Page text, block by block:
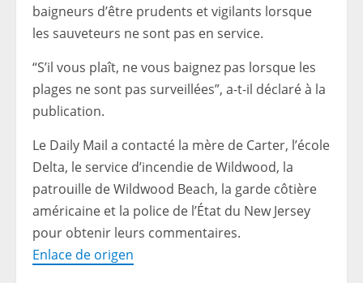
baigneurs d’être prudents et vigilants lorsque
les sauveteurs ne sont pas en service.
“S’il vous plaît, ne vous baignez pas lorsque les
plages ne sont pas surveillées”, a-t-il déclaré à la
publication.
Le Daily Mail a contacté la mère de Carter, l’école
Delta, le service d’incendie de Wildwood, la
patrouille de Wildwood Beach, la garde côtière
américaine et la police de l’État du New Jersey
pour obtenir leurs commentaires.
Enlace de origen